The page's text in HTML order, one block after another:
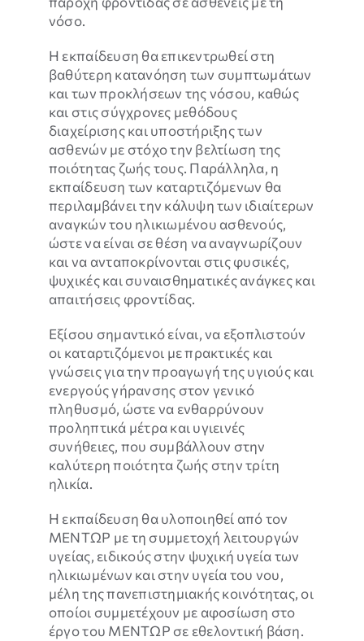
νόσο.
Η εκπαίδευση θα επικεντρωθεί στη
βαθύτερη κατανόηση των συμπτωμάτων
και των προκλήσεων της νόσου, καθώς
και στις σύγχρονες μεθόδους
διαχείρισης και υποστήριξης των
ασθενών με στόχο την βελτίωση της
ποιότητας ζωής τους. Παράλληλα, η
εκπαίδευση των καταρτιζόμενων θα
περιλαμβάνει την κάλυψη των ιδιαίτερων
αναγκών του ηλικιωμένου ασθενούς,
ώστε να είναι σε θέση να αναγνωρίζουν
και να ανταποκρίνονται στις φυσικές,
ψυχικές και συναισθηματικές ανάγκες και
απαιτήσεις φροντίδας.
Εξίσου σημαντικό είναι, να εξοπλιστούν
οι καταρτιζόμενοι με πρακτικές και
γνώσεις για την προαγωγή της υγιούς και
ενεργούς γήρανσης στον γενικό
πληθυσμό, ώστε να ενθαρρύνουν
προληπτικά μέτρα και υγιεινές
συνήθειες, που συμβάλλουν στην
καλύτερη ποιότητα ζωής στην τρίτη
ηλικία.
Η εκπαίδευση θα υλοποιηθεί από τον
ΜΕΝΤΩΡ με τη συμμετοχή λειτουργών
υγείας, ειδικούς στην ψυχική υγεία των
ηλικιωμένων και στην υγεία του νου,
μέλη της πανεπιστημιακής κοινότητας, οι
οποίοι συμμετέχουν με αφοσίωση στο
έργο του ΜΕΝΤΩΡ σε εθελοντική βάση.
συγκεκριμένα
cookies
ορισμένες
λειτουργίες
της
ιστοσελίδας
δεν θα
εμφανίζονται.